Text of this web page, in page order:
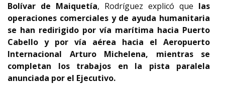
Bolívar de Maiquetía, Rodríguez explicó que las
operaciones comerciales y de ayuda humanitaria
se han redirigido por vía marítima hacia Puerto
Cabello y por vía aérea hacia el Aeropuerto
Internacional Arturo Michelena, mientras se
completan los trabajos en la pista paralela
anunciada por el Ejecutivo.